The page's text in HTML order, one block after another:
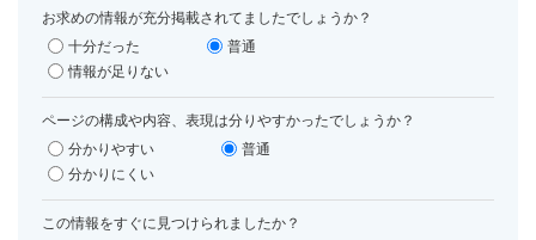
お求めの情報が充分掲載されてましたでしょうか？
十分だった
普通
情報が足りない
ページの構成や内容、表現は分りやすかったでしょうか？
分かりやすい
普通
分かりにくい
この情報をすぐに見つけられましたか？